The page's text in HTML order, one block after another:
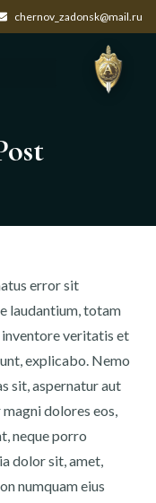
chernov_zadonsk@mail.ru
error sit
laudantium, totam
inventore veritatis et
explicabo. Nemo
sit, aspernatur aut
dolores eos,
neque porro
dolor sit, amet,
numquam eius